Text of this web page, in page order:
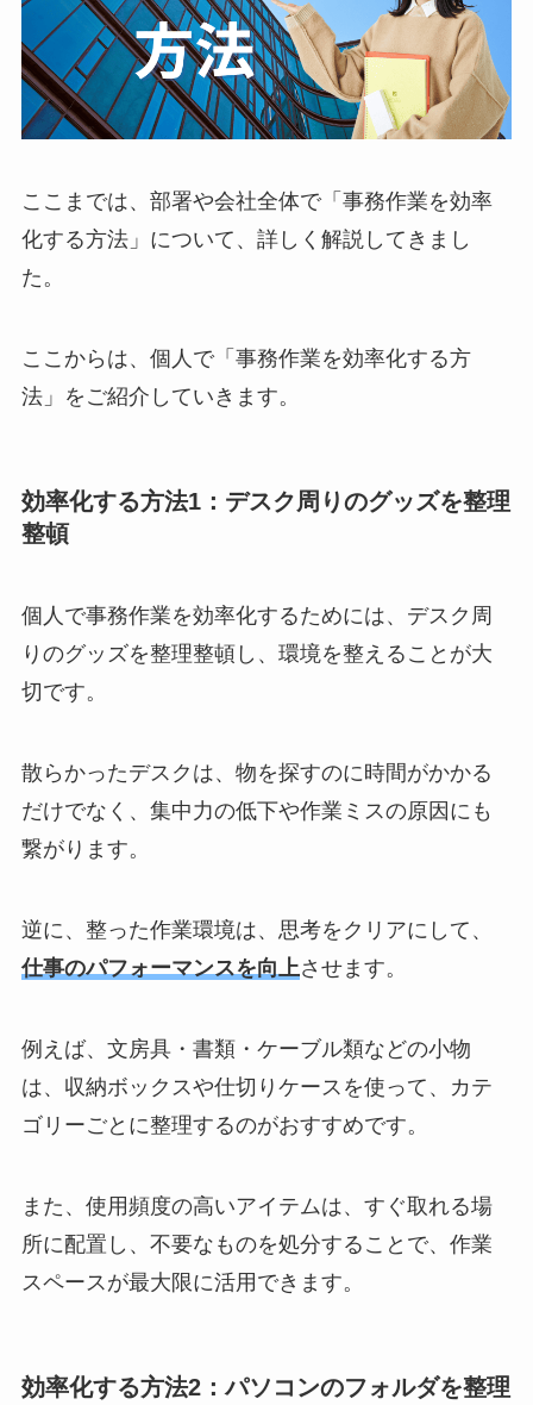
ここまでは、部署や会社全体で「事務作業を効率
化する方法」について、詳しく解説してきまし
た。
ここからは、個人で「事務作業を効率化する方
法」をご紹介していきます。
効率化する方法1：デスク周りのグッズを整理
整頓
個人で事務作業を効率化するためには、デスク周
りのグッズを整理整頓し、環境を整えることが大
切です。
散らかったデスクは、物を探すのに時間がかかる
だけでなく、集中力の低下や作業ミスの原因にも
繋がります。
逆に、整った作業環境は、思考をクリアにして、
仕事のパフォーマンスを向上させます。
例えば、文房具・書類・ケーブル類などの小物
は、収納ボックスや仕切りケースを使って、カテ
ゴリーごとに整理するのがおすすめです。
また、使用頻度の高いアイテムは、すぐ取れる場
所に配置し、不要なものを処分することで、作業
スペースが最大限に活用できます。
効率化する方法2：パソコンのフォルダを整理